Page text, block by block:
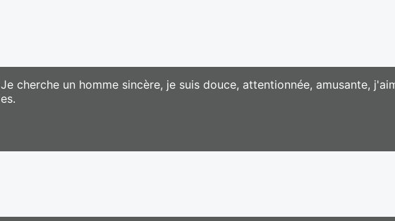
Je cherche un homme sincère, je suis douce, attentionnée, amusante,
es.